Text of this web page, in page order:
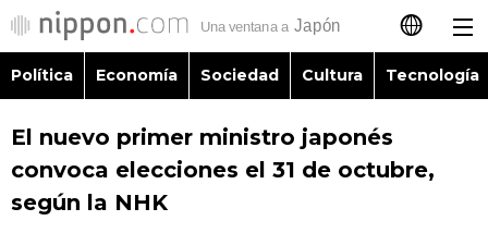
日本語
English
Política
Política Economía Sociedad Cultura Tecnología
El nuevo primer ministro japonés
convoca elecciones el 31 de octubre,
según la NHK